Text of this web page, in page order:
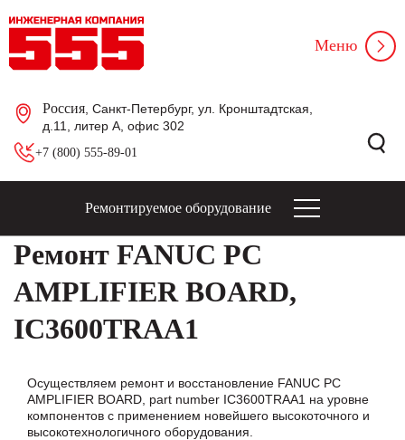
Россия , Санкт-Петербург, ул. Кронштадтская,
д.11, литер А, офис 302
+7 (800) 555-89-01
Меню
Ремонтируемое оборудование
Ремонт FANUC PC
AMPLIFIER BOARD,
IC3600TRAA1
Осуществляем ремонт и восстановление FANUC PC
AMPLIFIER BOARD, part number IC3600TRAA1 на уровне
компонентов с применением новейшего высокоточного и
высокотехнологичного оборудования.